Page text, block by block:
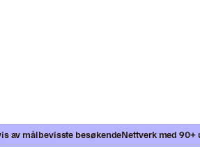
av målbevisste besøkendeNettverk med 90+